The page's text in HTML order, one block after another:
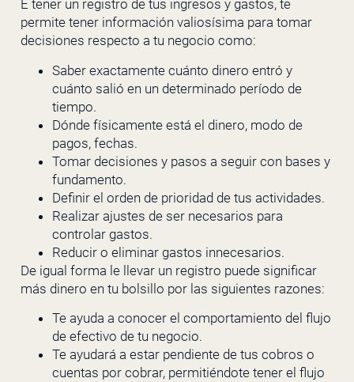
E tener un registro de tus ingresos y gastos, te
permite tener información valiosísima para tomar
decisiones respecto a tu negocio como:
Saber exactamente cuánto dinero entró y
cuánto salió en un determinado período de
tiempo.
Dónde físicamente está el dinero, modo de
pagos, fechas.
Tomar decisiones y pasos a seguir con bases y
fundamento.
Definir el orden de prioridad de tus actividades.
Realizar ajustes de ser necesarios para
controlar gastos.
Reducir o eliminar gastos innecesarios.
De igual forma le llevar un registro puede significar
más dinero en tu bolsillo por las siguientes razones:
Te ayuda a conocer el comportamiento del flujo
de efectivo de tu negocio.
Te ayudará a estar pendiente de tus cobros o
cuentas por cobrar, permitiéndote tener el flujo